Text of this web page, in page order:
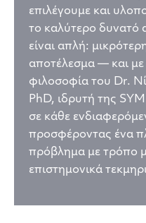
επιλέγουμε και
το καλύτερο δυνατό
είναι απλή:
αποτέλεσμα — και
φιλοσοφία του Dr.
PhD, ιδρυτή της
σε κάθε
προσφέροντας ένα
πρόβλημα με τρόπο
επιστημονικά